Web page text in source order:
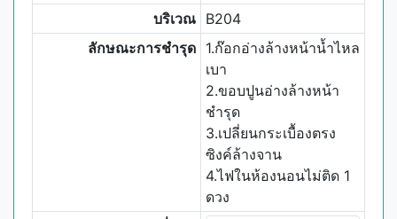
บริเวณ B204
ลักษณะการชำรุด 1.ก๊อกอ่างล้างหน้าน้ำไหล
เบา
2.ขอบปูนอ่างล้างหน้า
ชำรุด
3.เปลี่ยนกระเบื้องตรง
ซิงค์ล้างจาน
4.ไฟในห้องนอนไม่ติด 1
ดวง